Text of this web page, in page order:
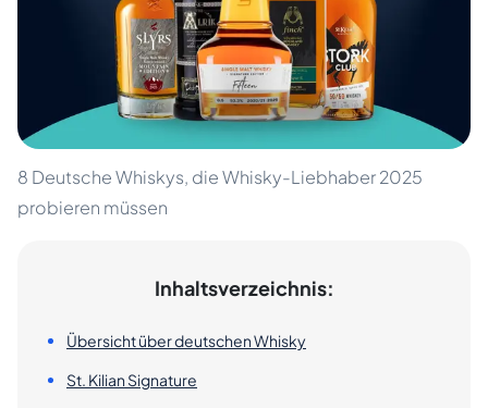
8 Deutsche Whiskys, die Whisky-Liebhaber 2025
probieren müssen
Inhaltsverzeichnis:
Übersicht über deutschen Whisky
St. Kilian Signature